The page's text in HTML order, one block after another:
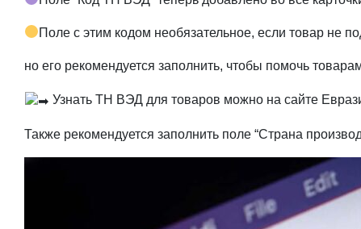
Поле с этим кодом необязательное, если товар не
но его рекомендуется заполнить, чтобы помочь
Узнать ТН ВЭД для товаров можно на сайте
Также рекомендуется заполнить поле “Страна